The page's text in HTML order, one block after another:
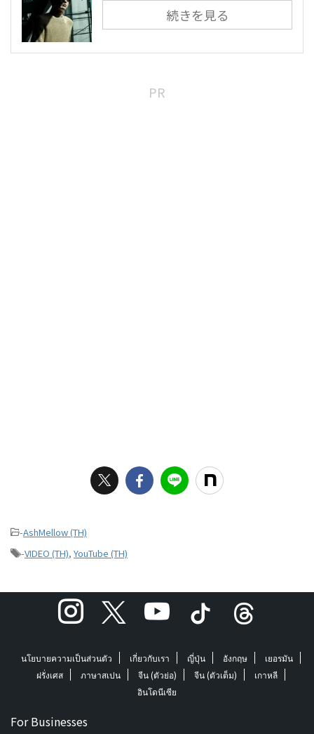
続きを見る
PR
-AshMellow (TH)
-VIDEO (TH), YouTube (TH)
นโยบายความเป็นส่วนตัว เกี่ยวกับเรา ญี่ปุ่น อังกฤษ
เยอรมัน
ฝรั่งเศส
ภาษาสเปน จีน (ตัวย่อ) จีน (ตัวเต็ม)
เกาหลี
อินโดนีเซีย
For Businesses